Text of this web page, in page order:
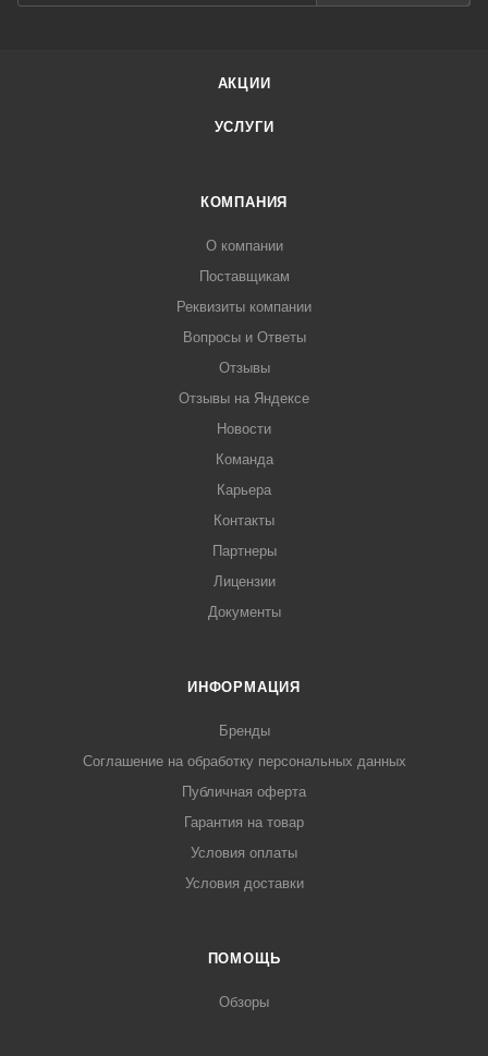
АКЦИИ
УСЛУГИ
КОМПАНИЯ
О компании
Поставщикам
Реквизиты компании
Вопросы и Ответы
Отзывы
Отзывы на Яндексе
Новости
Команда
Карьера
Контакты
Партнеры
Лицензии
Документы
ИНФОРМАЦИЯ
Бренды
Соглашение на обработку персональных данных
Публичная оферта
Гарантия на товар
Условия оплаты
Условия доставки
ПОМОЩЬ
Обзоры